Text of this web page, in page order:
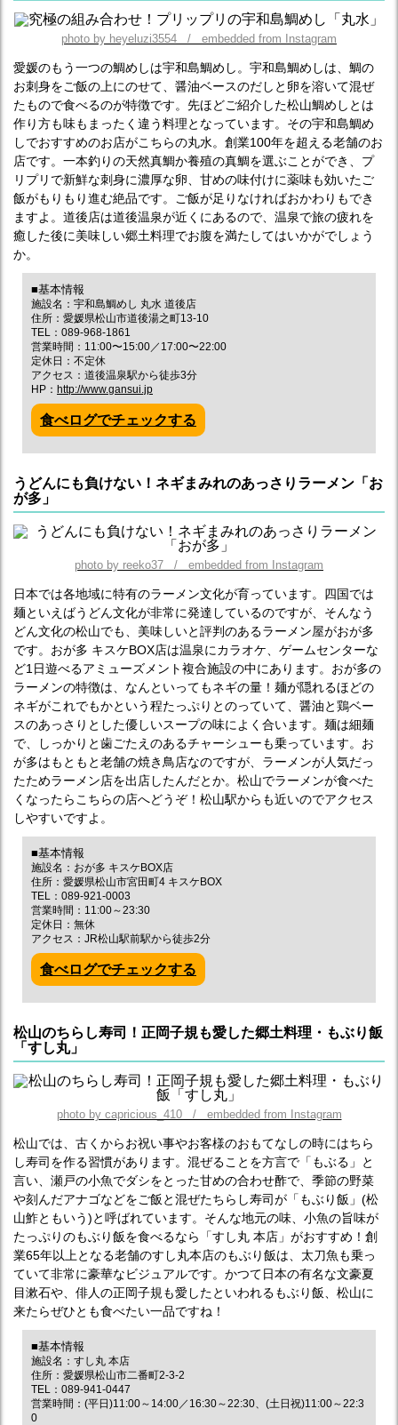
photo by heyeluzi3554 / embedded from Instagram
愛媛のもう一つの鯛めしは宇和島鯛めし。宇和島鯛めしは、鯛の
お刺身をご飯の上にのせて、醤油ベースのだしと卵を溶いて混ぜ
たもので食べるのが特徴です。先ほどご紹介した松山鯛めしとは
作り方も味もまったく違う料理となっています。その宇和島鯛め
しでおすすめのお店がこちらの丸水。創業100年を超える老舗のお
店です。一本釣りの天然真鯛か養殖の真鯛を選ぶことができ、プ
リプリで新鮮な刺身に濃厚な卵、甘めの味付けに薬味も効いたご
飯がもりもり進む絶品です。ご飯が足りなければおかわりもでき
ますよ。道後店は道後温泉が近くにあるので、温泉で旅の疲れを
癒した後に美味しい郷土料理でお腹を満たしてはいかがでしょう
か。
■基本情報
施設名：宇和島鯛めし 丸水 道後店
住所：愛媛県松山市道後湯之町13-10
TEL：089-968-1861
営業時間：11:00〜15:00／17:00〜22:00
定休日：不定休
アクセス：道後温泉駅から徒歩3分
HP： http://www.gansui.jp
食べログでチェックする
うどんにも負けない！ネギまみれのあっさりラーメン「お
が多」
photo by reeko37 / embedded from Instagram
日本では各地域に特有のラーメン文化が育っています。四国では
麺といえばうどん文化が非常に発達しているのですが、そんなう
どん文化の松山でも、美味しいと評判のあるラーメン屋がおが多
です。おが多 キスケBOX店は温泉にカラオケ、ゲームセンターな
ど1日遊べるアミューズメント複合施設の中にあります。おが多の
ラーメンの特徴は、なんといってもネギの量！麺が隠れるほどの
ネギがこれでもかという程たっぷりとのっていて、醤油と鶏ベー
スのあっさりとした優しいスープの味によく合います。麺は細麺
で、しっかりと歯ごたえのあるチャーシューも乗っています。お
が多はもともと老舗の焼き鳥店なのですが、ラーメンが人気だっ
たためラーメン店を出店したんだとか。松山でラーメンが食べた
くなったらこちらの店へどうぞ！松山駅からも近いのでアクセス
しやすいですよ。
■基本情報
施設名：おが多 キスケBOX店
住所：愛媛県松山市宮田町4 キスケBOX
TEL：089-921-0003
営業時間：11:00～23:30
定休日：無休
アクセス：JR松山駅前駅から徒歩2分
食べログでチェックする
松山のちらし寿司！正岡子規も愛した郷土料理・もぶり飯
「すし丸」
photo by capricious_410 / embedded from Instagram
松山では、古くからお祝い事やお客様のおもてなしの時にはちら
し寿司を作る習慣があります。混ぜることを方言で「もぶる」と
言い、瀬戸の小魚でダシをとった甘めの合わせ酢で、季節の野菜
や刻んだアナゴなどをご飯と混ぜたちらし寿司が「もぶり飯」(松
山鮓ともいう)と呼ばれています。そんな地元の味、小魚の旨味が
たっぷりのもぶり飯を食べるなら「すし丸 本店」がおすすめ！創
業65年以上となる老舗のすし丸本店のもぶり飯は、太刀魚も乗っ
ていて非常に豪華なビジュアルです。かつて日本の有名な文豪夏
目漱石や、俳人の正岡子規も愛したといわれるもぶり飯、松山に
来たらぜひとも食べたい一品ですね！
■基本情報
施設名：すし丸 本店
住所：愛媛県松山市二番町2-3-2
TEL：089-941-0447
営業時間：(平日)11:00～14:00／16:30～22:30、(土日祝)11:00～22:3
0